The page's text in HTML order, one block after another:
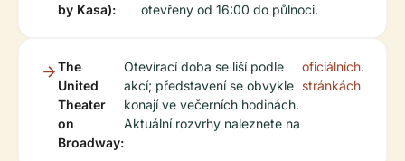
by Kasa):
otevřeny od 16:00 do půlnoci.
The
United
Theater
on
Broadway:
Otevírací doba se liší podle
akcí; představení se obvykle
konají ve večerních hodinách.
Aktuální rozvrhy naleznete na
oficiálních
stránkách
.